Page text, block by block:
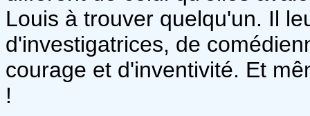
Louis à trouver quelqu'un. Il
d'investigatrices, de
courage et d'inventivité. Et
!